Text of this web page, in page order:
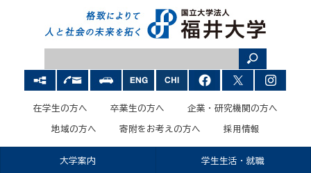
在学生の方へ 卒業生の方へ 企業・研究機関の方へ
地域の方へ 寄附をお考えの方へ 採用情報
大学案内 学生生活・就職